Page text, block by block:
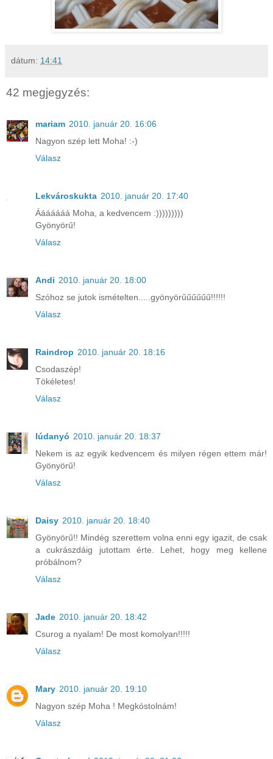
dátum: 14:41
42 megjegyzés:
mariam 2010. január 20. 16:06
Nagyon szép lett Moha! :-)
Válasz
Lekvároskukta 2010. január 20. 17:40
Ááááááá Moha, a kedvencem :)))))))))
Gyönyörű!
Válasz
Andi 2010. január 20. 18:00
Szóhoz se jutok ismételten.....gyönyörűűűűűű!!!!!!
Válasz
Raindrop 2010. január 20. 18:16
Csodaszép!
Tökéletes!
Válasz
lúdanyó 2010. január 20. 18:37
Nekem is az egyik kedvencem és milyen régen ettem már!
Gyönyörű!
Válasz
Daisy 2010. január 20. 18:40
Gyönyörű!! Mindég szerettem volna enni egy igazit, de csak
a cukrászdáig jutottam érte. Lehet, hogy meg kellene
próbálnom?
Válasz
Jade 2010. január 20. 18:42
Csurog a nyalam! De most komolyan!!!!!
Válasz
Mary 2010. január 20. 19:10
Nagyon szép Moha ! Megkóstolnám!
Válasz